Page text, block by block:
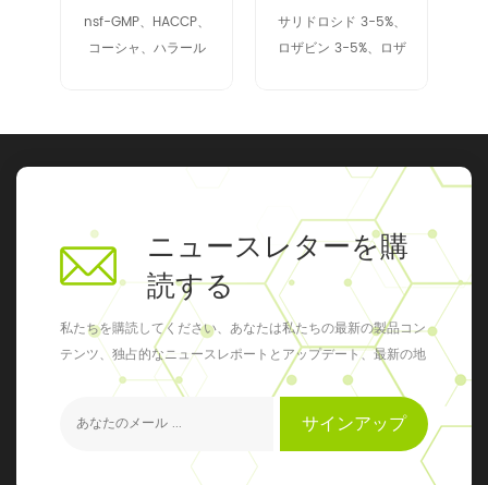
nsf-GMP、HACCP、
コーシャ、ハラール
サリドロシド 3-5%、
ロザビン 3-5%、ロザ
ニュースレターを購
読する
私たちを購読してください、あなたは私たちの最新の製品コン
テンツ、独占的なニュースレポートとアップデート、最新の地
元のイベントを得ることができます
サインアップ